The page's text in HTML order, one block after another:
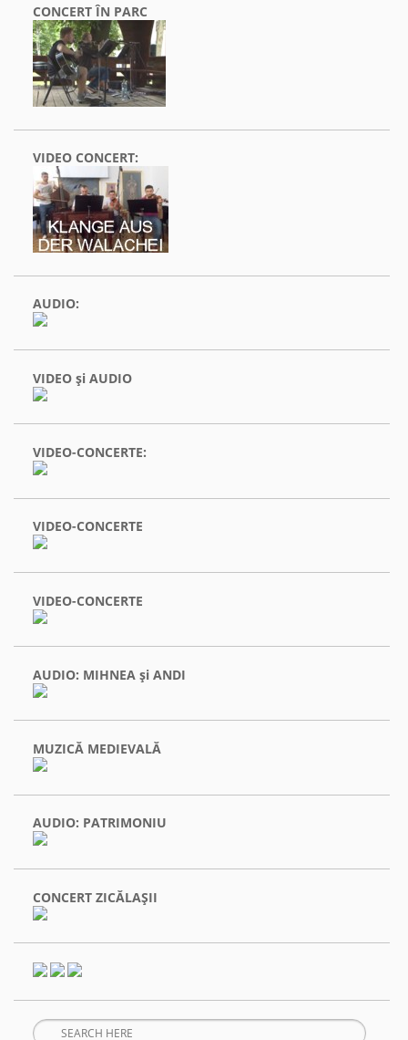
CONCERT ÎN PARC
VIDEO CONCERT:
AUDIO:
VIDEO şi AUDIO
VIDEO-CONCERTE:
VIDEO-CONCERTE
VIDEO-CONCERTE
AUDIO: MIHNEA şi ANDI
MUZICĂ MEDIEVALĂ
AUDIO: PATRIMONIU
CONCERT ZICĂLAŞII